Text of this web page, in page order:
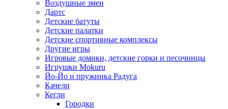
Воздушные змеи
Дартс
Детские батуты
Детские палатки
Детские спортивные комплексы
Другие игры
Игровые домики, детские горки и песочницы
Игрушки Mokuru
Йо-Йо и пружинка Радуга
Качели
Кегли
Городки